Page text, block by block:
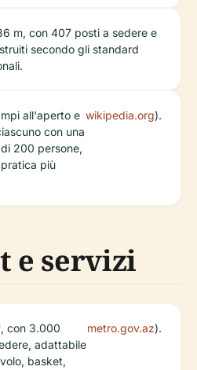
m, con 407 posti a sedere e
secondo gli standard
all'aperto e
con una
200 persone,
più
wikipedia.org).
e servizi
con 3.000
adattabile
basket,
metro.gov.az).